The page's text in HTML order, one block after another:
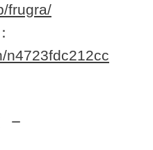
frugra/
n4723fdc212cc